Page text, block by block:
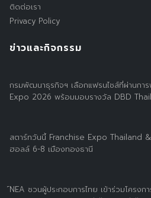
ติดต่อเรา
Privacy Policy
ข่าวและกิจกรรม
กรมพัฒนาธุรกิจฯ เลือกแฟรนไชส์ที่ผ่านกา
Expo 2026 พร้อมมอบรางวัล DBD
สตาร์ทวันนี้ Franchise Expo Thailand
ฮอลล์ 6-8 เมืองทองธานี
NEA ชวนผู้ประกอบการไทย เข้าร่วมโครงก